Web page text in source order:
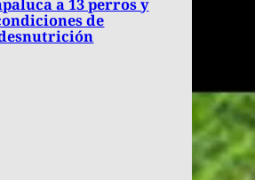
a 13 perros y
de